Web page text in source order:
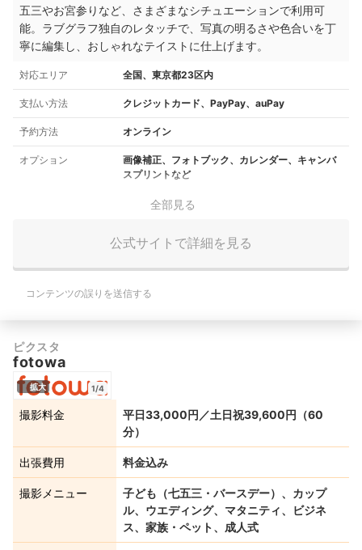
五三やお宮参りなど、さまざまなシチュエーションで利用可
能。ラブグラフ独自のレタッチで、写真の明るさや色合いを丁
寧に編集し、おしゃれなテイストに仕上げます。
対応エリア 全国、東京都23区内
支払い方法 クレジットカード、PayPay、auPay
予約方法 オンライン
オプション
画像補正、フォトブック、カレンダー、キャンバ
スプリントなど
全部見る
公式サイトで詳細を見る
コンテンツの誤りを送信する
ピクスタ
fotowa
拡大 1/4
撮影料金
平日33,000円／土日祝39,600円（60
分）
出張費用 料金込み
撮影メニュー
子ども（七五三・バースデー）、カップ
ル、ウエディング、マタニティ、ビジネ
ス、家族・ペット、成人式